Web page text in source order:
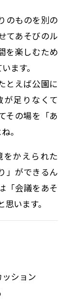
のものを別の
てあそびのル
を楽しむため
ます。
とえば公園に
が足りなくて
その場を「あ
。
をかえられた
」ができるん
「会議をあそ
います。
ッション